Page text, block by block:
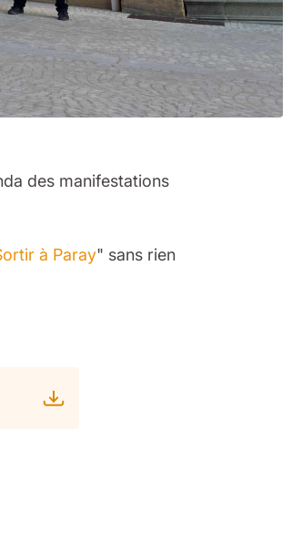
des manifestations
à Paray" sans rien